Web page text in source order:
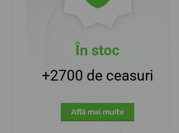
În stoc
+2700 de ceasuri
Află mai multe